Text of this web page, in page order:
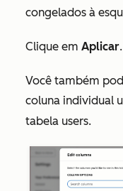
congelados à
Clique em Aplicar.
Você também
coluna individual
tabela users.